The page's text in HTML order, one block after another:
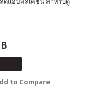
to Compare